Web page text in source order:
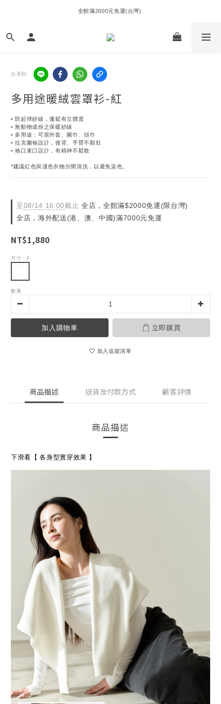
全館滿2000元免運(台灣)
分享到
多用途暖絨雲罩衫-紅
• 防起球紗線，蓬鬆有立體度
• 無動物成份之保暖紗線
• 多用途：可當外套、圍巾、頭巾
• 拉克蘭袖設計，後背、手臂不顯壯
• 袖口束口設計，有精神不鬆散
*建議紅色與淺色衣物分開清洗，以避免染色。
至08/14 16:00截止 全店，全館滿$2000免運(限台灣)
全店，海外配送(港、澳、中國)滿7000元免運
NT$1,880
尺寸 : F
數量
加入購物車 立即購買
加入追蹤清單
商品描述 送貨及付款方式 顧客評價
商品描述
下滑看【 各身型實穿效果 】